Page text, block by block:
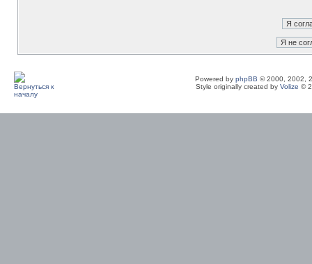
Powered by phpBB © 2000, 2002,
Style originally created by Volize ©